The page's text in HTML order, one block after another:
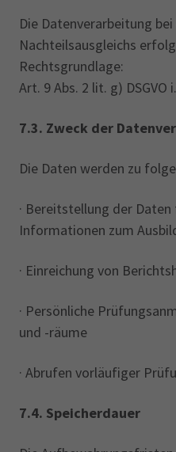
Die Datenverarbeitung
Nachteilsausgleichs
Rechtsgrundlage:
Art. 9 Abs. 2 lit. g) DSGVO
7.3. Zweck der
Die Daten werden zu
· Bereitstellung der Daten
Informationen zum
· Einreichung von
· Persönliche
und -räume
· Abrufen vorläufiger
7.4. Speicherdauer